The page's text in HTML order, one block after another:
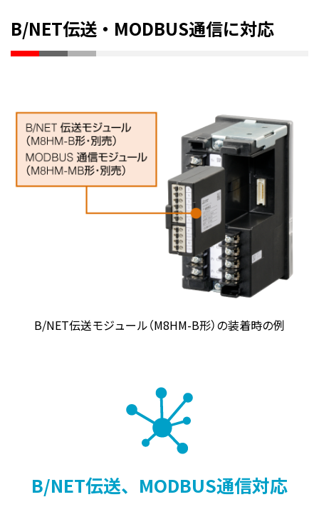
B/NET伝送・MODBUS通信に対応
B/NET伝送モジュール（M8HM-B形）の装着時の例
B/NET伝送、MODBUS通信対応